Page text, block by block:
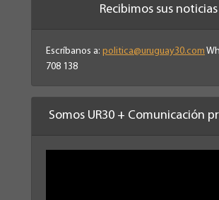
Recibimos sus noticias
Escríbanos a: politica@uruguay30.com
708 138
Somos UR30 + Comunicación